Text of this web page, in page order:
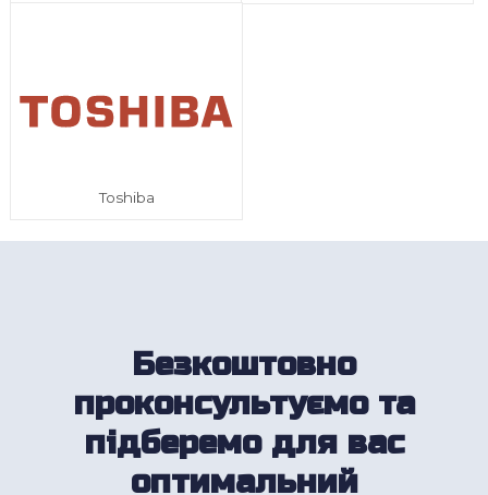
Toshiba
Безкоштовно
проконсультуємо та
підберемо для вас
оптимальний